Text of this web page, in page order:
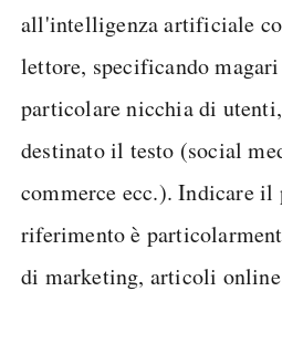
all'intelligenza artificiale
lettore, specificando magari
particolare nicchia di
destinato il testo (social
commerce ecc.). Indicare
riferimento è
di marketing, articoli